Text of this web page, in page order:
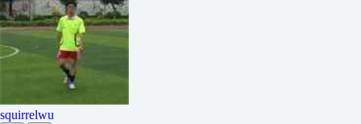
squirrelwu